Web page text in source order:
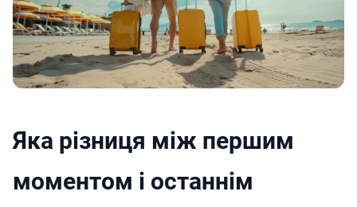
Яка різниця між першим
моментом і останнім